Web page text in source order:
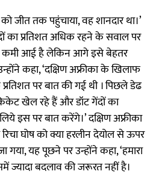
जीत तक पहुंचाया, वह शानदार था।’
का प्रतिशत अधिक रहने के सवाल पर
आई है लेकिन आगे इसे बेहतर
कहा, ‘दक्षिण अफ्रीका के खिलाफ
पर बात की गई थी । पिछले डेढ
खेल रहे हैं और डॉट गेंदों का
इस पर बात करेंगे।’ दक्षिण अफ्रीका
घोष को क्या हरलीन देयोल से ऊपर
यह पूछने पर उन्होंने कहा, ‘हमारा
ज्यादा बदलाव की जरूरत नहीं है।